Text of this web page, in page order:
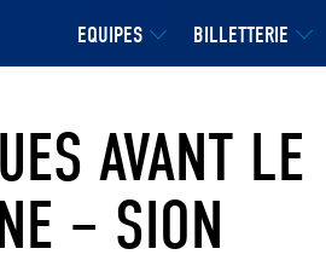
EQUIPES BILLETTERIE
AVANT LE
– SION